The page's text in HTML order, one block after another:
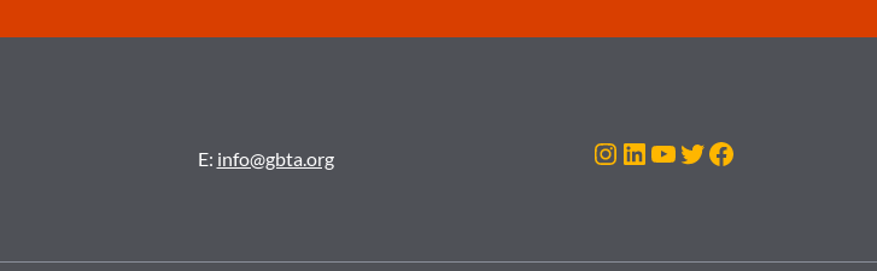
E: info@gbta.org Instagram
LinkedIn
Youtube
Twitter
Facebook